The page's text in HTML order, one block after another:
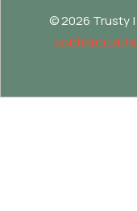
©2026 Trusty |
confidentialité